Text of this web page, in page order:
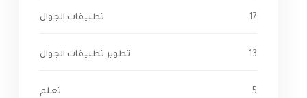
تطبيقات الجوال 17
تطوير تطبيقات الجوال 13
تعلم 5